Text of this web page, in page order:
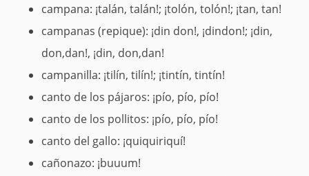
campana: ¡talán, talán!; ¡tolón, tolón!; ¡tan, tan!
campanas (repique): ¡din don!, ¡dindon!; ¡din,
don,dan!, ¡din, don,dan!
campanilla: ¡tilín, tilín!; ¡tintín, tintín!
canto de los pájaros: ¡pío, pío, pío!
canto de los pollitos: ¡pío, pío, pío!
canto del gallo: ¡quiquiriquí!
cañonazo: ¡buuum!